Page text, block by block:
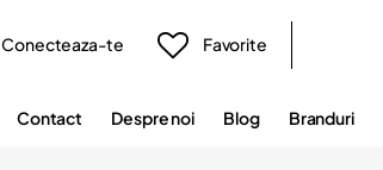
Conecteaza-te Favorite
Contact Despre noi Blog Branduri